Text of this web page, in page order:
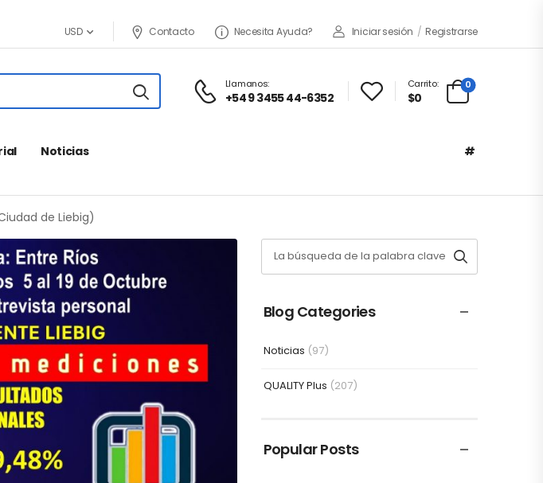
USD Contacto Necesita Ayuda? Iniciar sesión / Registrarse
Llamanos:
+54 9 3455 44-6352
Carrito:
$0
0
Noticias #
de Liebig)
Blog Categories
Noticias (97)
QUALITY Plus (207)
Popular Posts